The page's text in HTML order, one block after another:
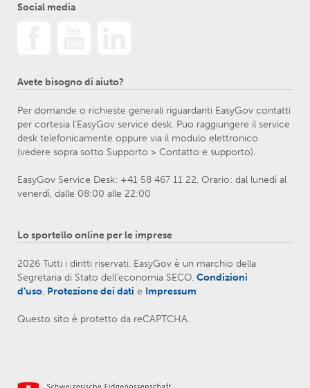
Social media
Avete bisogno di aiuto?
Per domande o richieste generali riguardanti EasyGov contatti
per cortesia l’EasyGov service desk. Puo raggiungere il service
desk telefonicamente oppure via il modulo elettronico
(vedere sopra sotto Supporto > Contatto e supporto).
EasyGov Service Desk: +41 58 467 11 22, Orario: dal lunedì al
venerdì, dalle 08:00 alle 22:00
Lo sportello online per le imprese
2026 Tutti i diritti riservati. EasyGov è un marchio della
Segretaria di Stato dell’economia SECO. Condizioni
d’uso, Protezione dei dati e Impressum
Questo sito è protetto da reCAPTCHA.